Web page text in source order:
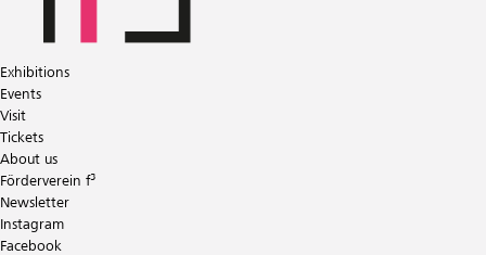
Exhibitions
Events
Visit
Tickets
About us
Förderverein f³
Newsletter
Instagram
Facebook